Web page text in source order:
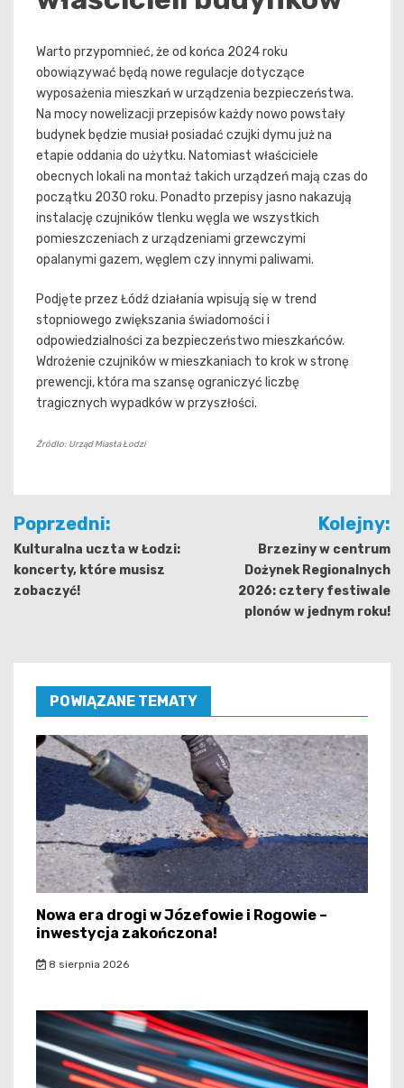
Warto przypomnieć, że od końca 2024 roku
obowiązywać będą nowe regulacje dotyczące
wyposażenia mieszkań w urządzenia bezpieczeństwa.
Na mocy nowelizacji przepisów każdy nowo powstały
budynek będzie musiał posiadać czujki dymu już na
etapie oddania do użytku. Natomiast właściciele
obecnych lokali na montaż takich urządzeń mają czas do
początku 2030 roku. Ponadto przepisy jasno nakazują
instalację czujników tlenku węgla we wszystkich
pomieszczeniach z urządzeniami grzewczymi
opalanymi gazem, węglem czy innymi paliwami.
Podjęte przez Łódź działania wpisują się w trend
stopniowego zwiększania świadomości i
odpowiedzialności za bezpieczeństwo mieszkańców.
Wdrożenie czujników w mieszkaniach to krok w stronę
prewencji, która ma szansę ograniczyć liczbę
tragicznych wypadków w przyszłości.
Źródło: Urząd Miasta Łodzi
Nawigacja
wpisu
Poprzedni:
Kulturalna uczta w Łodzi:
koncerty, które musisz
zobaczyć!
Kolejny:
Brzeziny w centrum
Dożynek Regionalnych
2026: cztery festiwale
plonów w jednym roku!
POWIĄZANE TEMATY
Nowa era drogi w Józefowie i Rogowie –
inwestycja zakończona!
8 sierpnia 2026